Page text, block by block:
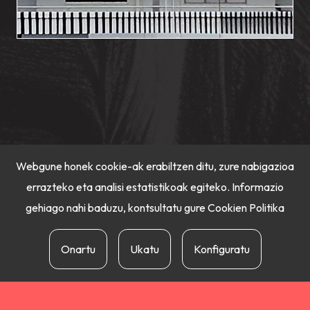
Webgune honek cookie-ak erabiltzen ditu, zure nabigazioa
errazteko eta analisi estatistikoak egiteko. Informazio
gehiago nahi baduzu, kontsultatu gure Cookien Politika
Onartu Ukatu Konfiguratu